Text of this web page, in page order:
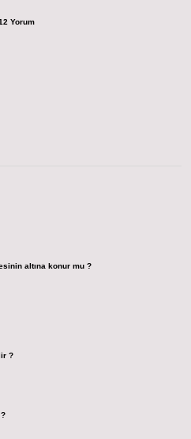
Yorum
altına konur mu ?
?